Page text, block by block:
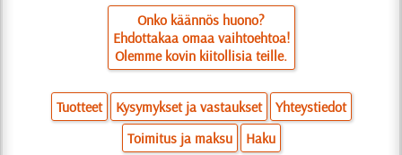
Onko käännös huono?
Ehdottakaa omaa vaihtoehtoa!
Olemme kovin kiitollisia teille.
Tuotteet Kysymykset ja vastaukset
Yhteystiedot
Toimitus ja maksu
Haku